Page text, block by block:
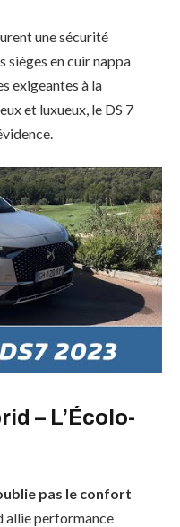
une sécurité
sièges en cuir nappa
exigeantes à la
et luxueux, le DS 7
– L’Écolo-
pas le confort
allie performance